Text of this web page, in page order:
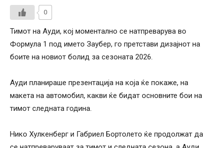
0
Тимот на Ауди, кој моментално се натпреварува во
Формула 1 под името Заубер, го претстави дизајнот на
боите на новиот болид за сезоната 2026.
Ауди планираше презентација на која ќе покаже, на
макета на автомобил, какви ќе бидат основните бои на
тимот следната година.
Нико Хулкенберг и Габриел Бортолето ќе продолжат да